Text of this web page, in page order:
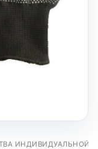
ИНДИВИДУАЛЬНОЙ